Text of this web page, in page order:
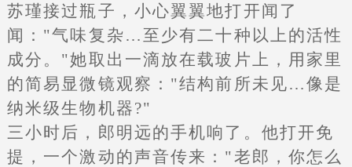
苏瑾接过瓶子，小心翼翼地打开闻了
闻："气味复杂…至少有二十种以上的活性
成分。"她取出一滴放在载玻片上，用家里
的简易显微镜观察："结构前所未见…像是
纳米级生物机器?"
三小时后，郎明远的手机响了。他打开免
提，一个激动的声音传来："老郎，你怎么